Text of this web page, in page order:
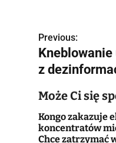
N
a
w
i
g
Previous:
z
Może Ci się
Kongo zakazuje
koncentratów
Chce zatrzymać